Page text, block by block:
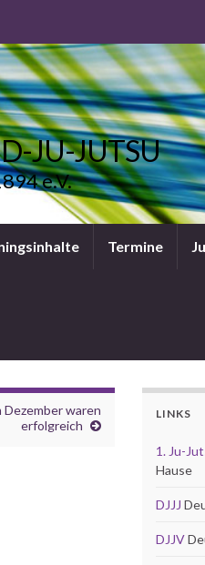
JU-JUTSU
e.V.
Termine
waren
erfolgreich
LINKS
1. Ju-
Hause
DJJJ
DJJV